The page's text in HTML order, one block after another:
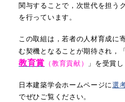
関与することで，次世代を担う
を行っています。
この取組は，若者の人材育成に
む契機となることが期待され，
教育賞 （教育貢献） 」を受賞し
日本建築学会ホームページに選
でぜひご覧ください。